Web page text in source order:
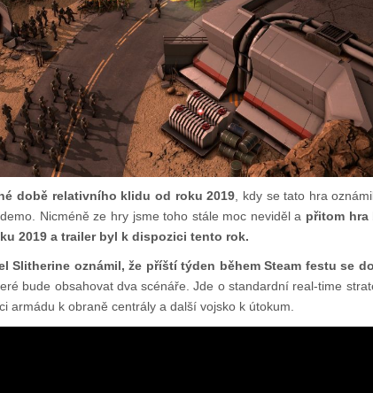
době relativního klidu od roku 2019, kdy se tato hra
Nicméně ze hry jsme toho stále moc neviděl a přitom hra
2019 a trailer byl k dispozici tento rok.
Slitherine oznámil, že příští týden během Steam festu se
bude obsahovat dva scénáře. Jde o standardní real-time
armádu k obraně centrály a další vojsko k útokum.